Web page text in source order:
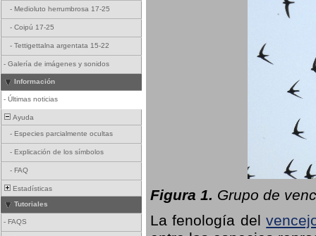
- Medioluto herrumbrosa 17-25
- Coipú 17-25
- Tettigettalna argentata 15-22
- Galería de imágenes y sonidos
Información
- Últimas noticias
Ayuda
- Especies parcialmente ocultas
- Explicación de los símbolos
- FAQ
Estadísticas
Tutoriales
- FAQS
Figura 1. Grupo de
La fenología del